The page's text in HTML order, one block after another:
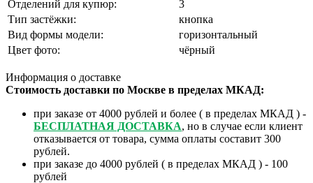
Отделений для купюр:
3
Тип застёжки:
кнопка
Вид формы модели:
горизонтальный
Цвет фото:
чёрный
Информация о доставке
Стоимость доставки по Москве в пределах МКАД:
при заказе от 4000 рублей и более ( в пределах МКАД ) -
БЕСПЛАТНАЯ ДОСТАВКА, но в случае если клиент
отказывается от товара, сумма оплаты составит 300
рублей.
при заказе до 4000 рублей ( в пределах МКАД ) - 100
рублей